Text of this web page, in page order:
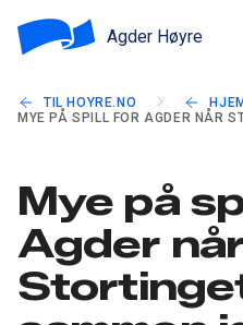
Agder Høyre
TIL HOYRE.NO HJEM
MYE PÅ SPILL FOR AGDER NÅR
Mye på
Agder